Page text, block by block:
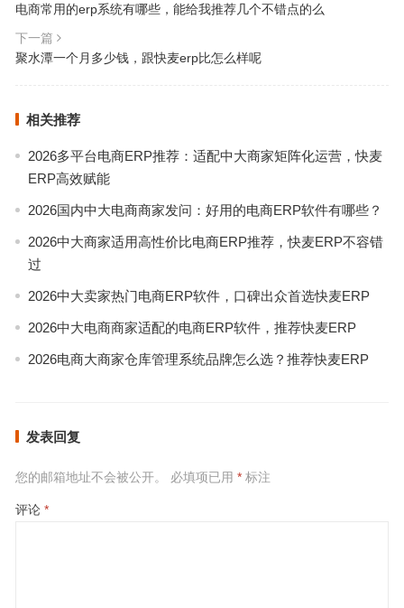
电商常用的erp系统有哪些，能给我推荐几个不错点的么
下一篇
聚水潭一个月多少钱，跟快麦erp比怎么样呢
相关推荐
2026多平台电商ERP推荐：适配中大商家矩阵化运营，快麦
ERP高效赋能
2026国内中大电商商家发问：好用的电商ERP软件有哪些？
2026中大商家适用高性价比电商ERP推荐，快麦ERP不容错
过
2026中大卖家热门电商ERP软件，口碑出众首选快麦ERP
2026中大电商商家适配的电商ERP软件，推荐快麦ERP
2026电商大商家仓库管理系统品牌怎么选？推荐快麦ERP
发表回复
您的邮箱地址不会被公开。 必填项已用 *标注
评论 *